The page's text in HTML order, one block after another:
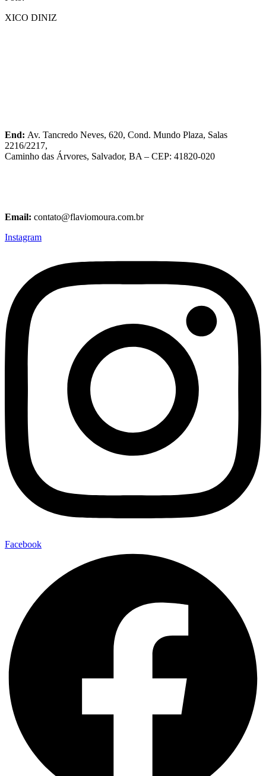
XICO DINIZ
End: Av. Tancredo Neves, 620, Cond. Mundo Plaza, Salas
2216/2217,
Caminho das Árvores, Salvador, BA – CEP: 41820-020
Email: contato@flaviomoura.com.br
Instagram
Facebook